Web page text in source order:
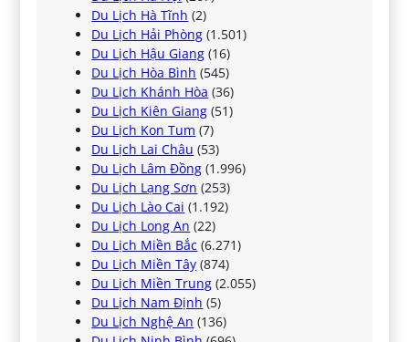
Du Lịch Hà Tĩnh (2)
Du Lịch Hải Phòng (1.501)
Du Lịch Hậu Giang (16)
Du Lịch Hòa Bình (545)
Du Lịch Khánh Hòa (36)
Du Lịch Kiên Giang (51)
Du Lịch Kon Tum (7)
Du Lịch Lai Châu (53)
Du Lịch Lâm Đồng (1.996)
Du Lịch Lạng Sơn (253)
Du Lịch Lào Cai (1.192)
Du Lịch Long An (22)
Du Lịch Miền Bắc (6.271)
Du Lịch Miền Tây (874)
Du Lịch Miền Trung (2.055)
Du Lịch Nam Định (5)
Du Lịch Nghệ An (136)